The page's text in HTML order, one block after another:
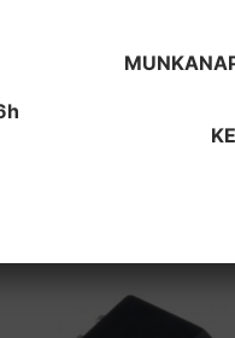
Integrált áramkörök,